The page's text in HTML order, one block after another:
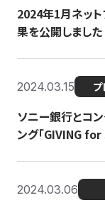
2024年1月ネット
果を公開しました
2024.03.15 プ
ソニー銀行とコ
ング「GIVING
2024.03.06